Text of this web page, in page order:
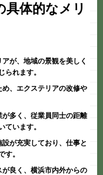
具体的なメリ
が、地域の景観を美しく
られます。
、エクステリアの改修や
多く、従業員同士の距離
ています。
が充実しており、仕事と
す。
良く、横浜市内外からの